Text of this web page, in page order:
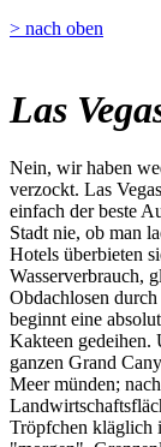
> nach oben
Las
Nein, wir haben
verzockt. Las
einfach der beste
Stadt nie, ob man
Hotels überbieten
Wasserverbrauch,
Obdachlosen
beginnt eine
Kakteen gedeihen.
ganzen Grand
Meer münden;
Tröpfchen kläglich